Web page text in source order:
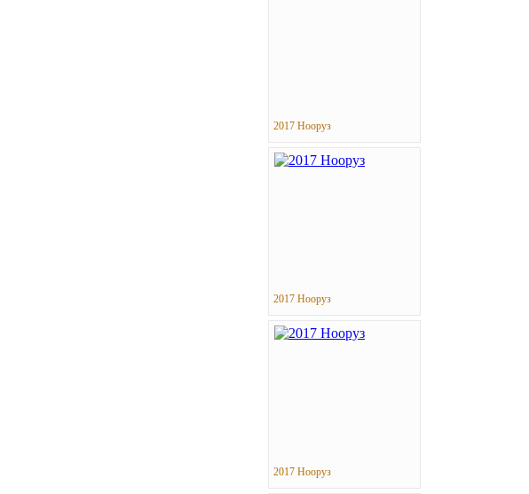
2017 Нооруз
2017 Нооруз
2017 Нооруз